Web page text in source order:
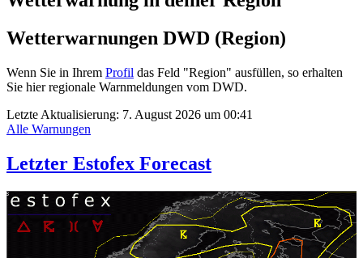
Wetterwarnungen DWD (Region)
Wenn Sie in Ihrem Profil das Feld "Region" ausfüllen, so erhalten
Sie hier regionale Warnmeldungen vom DWD.
Letzte Aktualisierung: 7. August 2026 um 00:41
Alle Warnungen
Letzter Estofex Forecast